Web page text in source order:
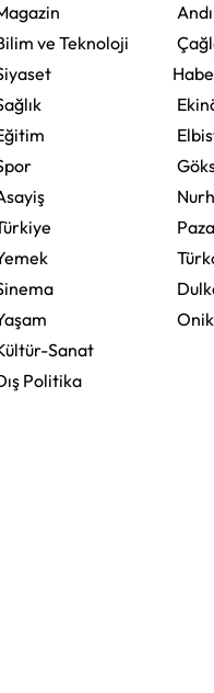
ve Teknoloji
Sanat
Politika